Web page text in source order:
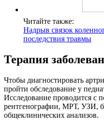
Читайте также:
Надрыв связок
последствия травмы
Терапия
Чтобы диагностировать
пройти обследование у
Исследование проводится с
рентгенографии, МРТ, УЗИ,
общеклинических анализов.